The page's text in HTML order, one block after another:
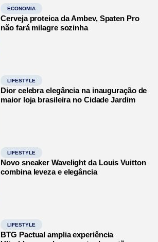
ECONOMIA
Cerveja proteica da Ambev, Spaten Pro
não fará milagre sozinha
LIFESTYLE
Dior celebra elegância na inauguração de
maior loja brasileira no Cidade Jardim
LIFESTYLE
Novo sneaker Wavelight da Louis Vuitton
combina leveza e elegância
LIFESTYLE
BTG Pactual amplia experiência